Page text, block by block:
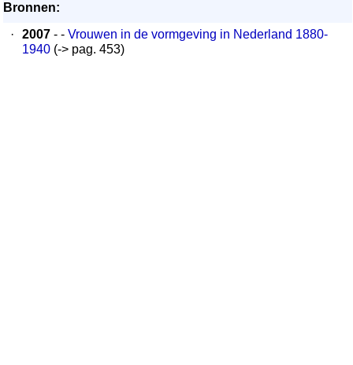
Bronnen:
·
2007 - - Vrouwen in de vormgeving in Nederland 1880-
1940 (-> pag. 453)